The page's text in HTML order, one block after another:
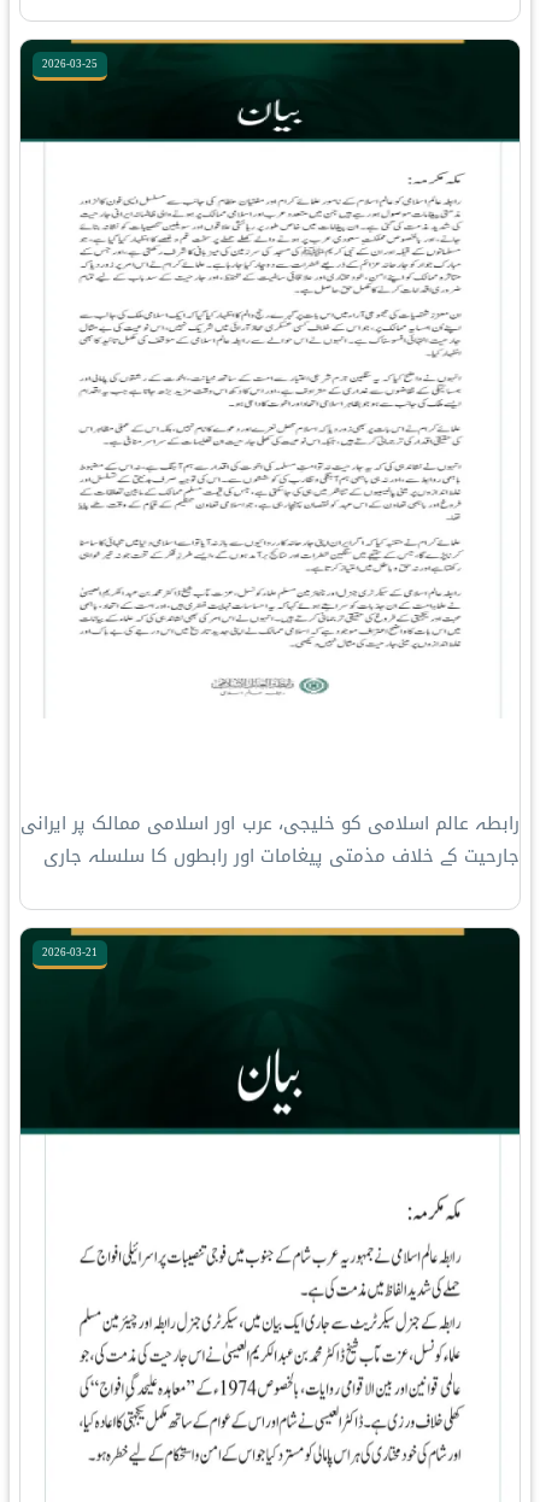
2026-03-25
رابطہ عالم اسلامی کو خلیجی، عرب اور اسلامی ممالک پر ایرانی
جارحیت کے خلاف مذمتی پیغامات اور رابطوں کا سلسلہ جاری
2026-03-21